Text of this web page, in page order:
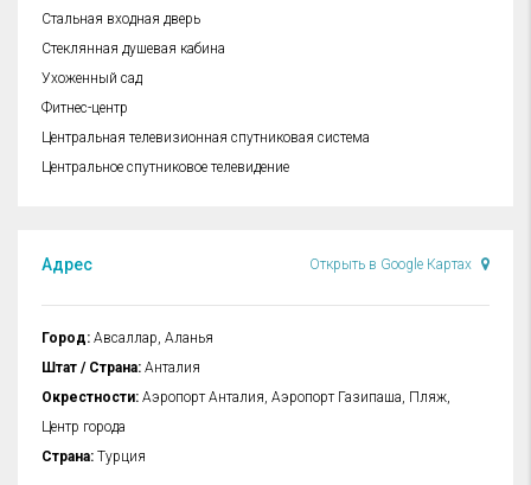
Стальная входная дверь
Стеклянная душевая кабина
Ухоженный сад
Фитнес-центр
Центральная телевизионная спутниковая система
Центральное спутниковое телевидение
Адрес Открыть в Google Картах
Город: Авсаллар, Аланья
Штат / Страна: Анталия
Окрестности: Аэропорт Анталия, Аэропорт Газипаша, Пляж,
Центр города
Страна: Турция